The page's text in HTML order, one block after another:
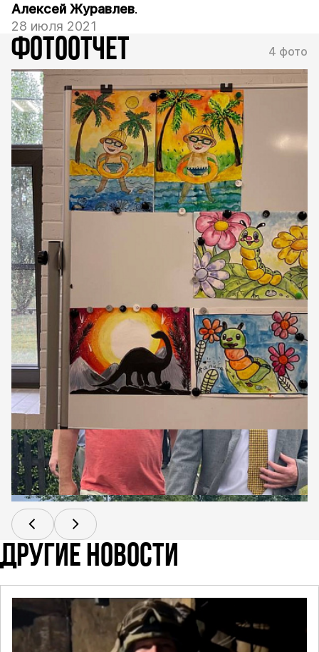
Алексей Журавлев.
28 июля 2021
ФОТООТЧЕТ 4 фото
ДРУГИЕ НОВОСТИ